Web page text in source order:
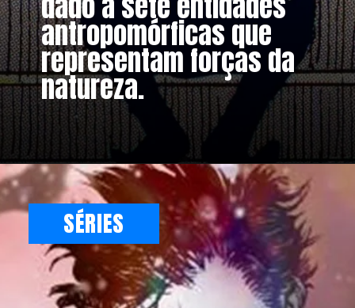
antropomórficas que
representam forças da
natureza.
SÉRIES